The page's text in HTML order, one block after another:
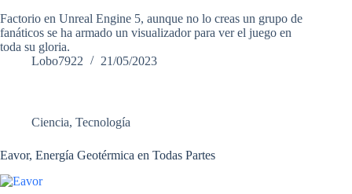
Factorio en Unreal Engine 5, aunque no lo creas un grupo de
fanáticos se ha armado un visualizador para ver el juego en
toda su gloria.
Lobo7922
21/05/2023
Ciencia, Tecnología
Eavor, Energía Geotérmica en Todas Partes